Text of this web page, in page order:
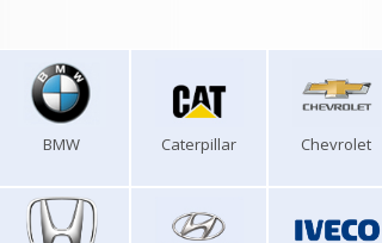
BMW Caterpillar Chevrolet